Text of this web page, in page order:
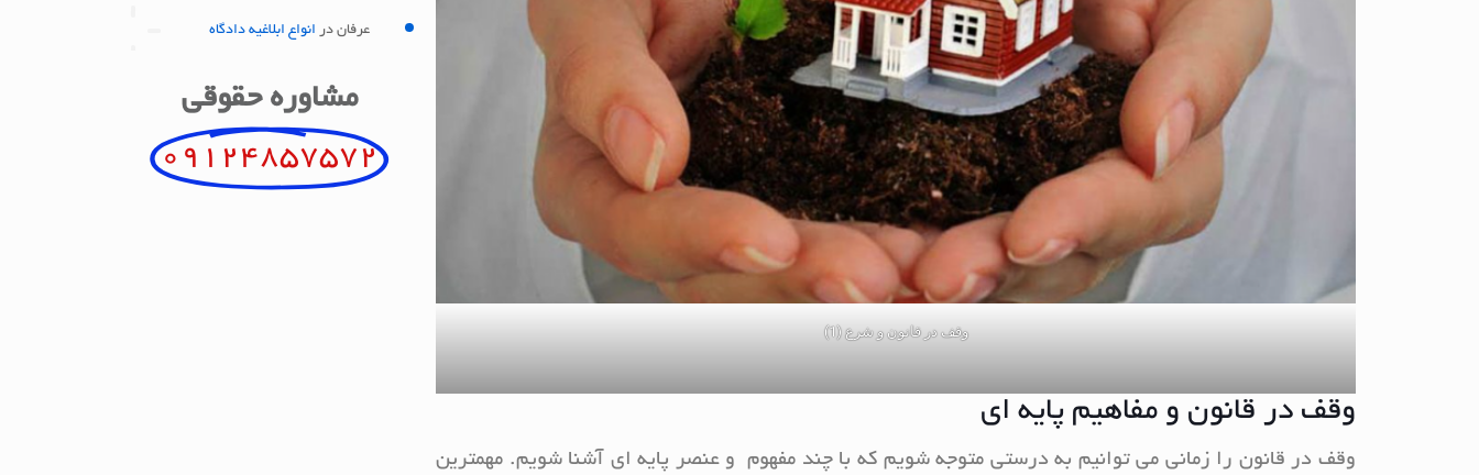
وقف در قانون و شرع (1)
وقف در قانون و مفاهیم پایه ای
وقف در قانون را زمانی می توانیم به درستی متوجه شویم که با چند مفهوم و عنصر پایه ای آشنا شویم. مهمترین
عرفاندر انواع ابلاغیه دادگاه
مشاوره حقوقی
09124857572